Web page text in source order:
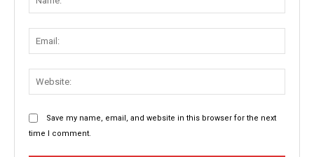
Save my name, email, and website in this browser for the next
time I comment.